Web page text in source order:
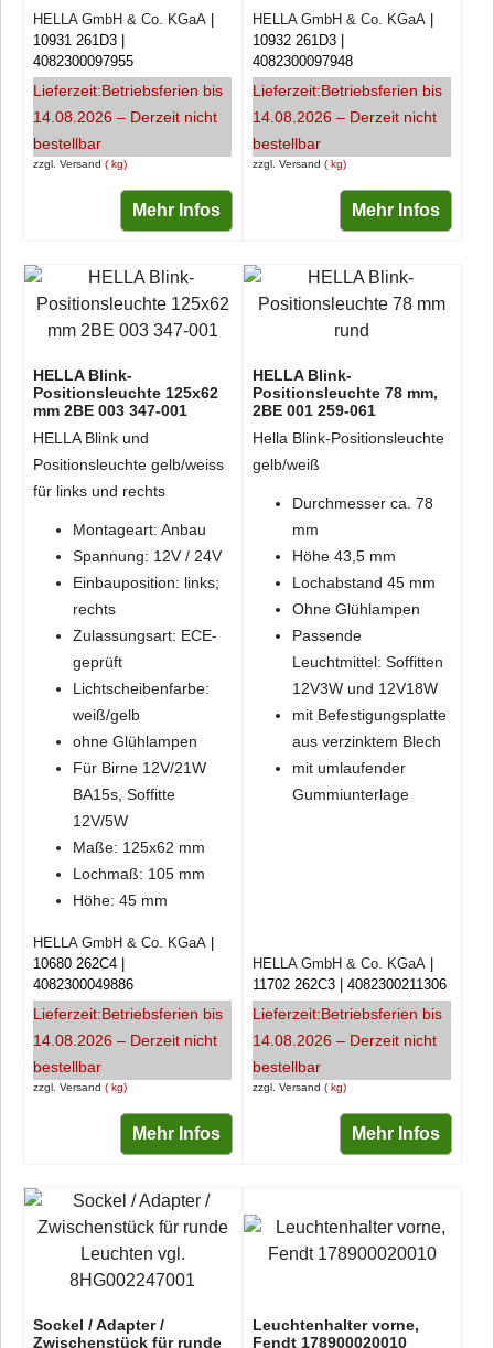
zzgl. Versand kg
HELLA GmbH & Co. KGaA
10931 261D3
4082300097955
Lieferzeit:Betriebsferien bis
14.08.2026 – Derzeit nicht
bestellbar
Mehr Infos
zzgl. Versand kg
HELLA GmbH & Co. KGaA
10932 261D3
4082300097948
Lieferzeit:Betriebsferien bis
14.08.2026 – Derzeit nicht
bestellbar
Mehr Infos
HELLA Blink-
Positionsleuchte 125x62
mm 2BE 003 347-001
HELLA Blink und
Positionsleuchte gelb/weiss
für links und rechts
Montageart: Anbau
Spannung: 12V / 24V
Einbauposition: links;
rechts
Zulassungsart: ECE-
geprüft
Lichtscheibenfarbe:
weiß/gelb
ohne Glühlampen
Für Birne 12V/21W
BA15s, Soffitte
12V/5W
Maße: 125x62 mm
Lochmaß: 105 mm
Höhe: 45 mm
zzgl. Versand kg
HELLA GmbH & Co. KGaA
10680 262C4
4082300049886
Lieferzeit:Betriebsferien bis
14.08.2026 – Derzeit nicht
bestellbar
Mehr Infos
HELLA Blink-
Positionsleuchte 78 mm,
2BE 001 259-061
Hella Blink-Positionsleuchte
gelb/weiß
Durchmesser ca. 78
mm
Höhe 43,5 mm
Lochabstand 45 mm
Ohne Glühlampen
Passende
Leuchtmittel: Soffitten
12V3W und 12V18W
mit Befestigungsplatte
aus verzinktem Blech
mit umlaufender
Gummiunterlage
zzgl. Versand kg
HELLA GmbH & Co. KGaA
11702 262C3
4082300211306
Lieferzeit:Betriebsferien bis
14.08.2026 – Derzeit nicht
bestellbar
Mehr Infos
Sockel / Adapter /
Zwischenstück für runde
Leuchtenhalter vorne,
Fendt 178900020010